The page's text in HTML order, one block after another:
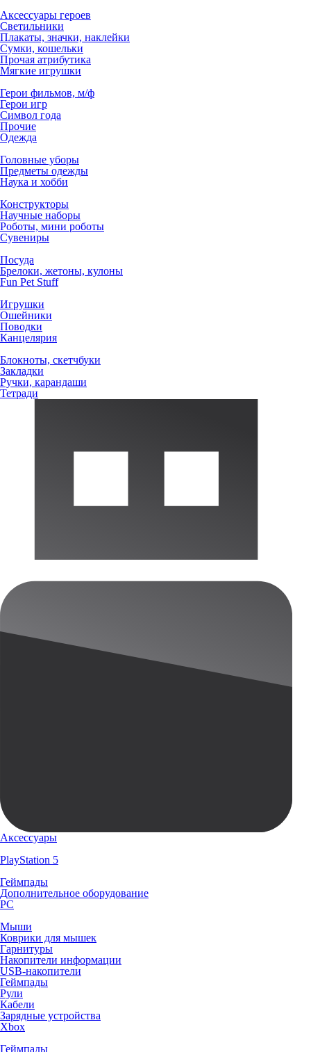
Аксессуары героев
Светильники
Плакаты, значки, наклейки
Сумки, кошельки
Прочая атрибутика
Мягкие игрушки
Герои фильмов, м/ф
Герои игр
Символ года
Прочие
Одежда
Головные уборы
Предметы одежды
Наука и хобби
Конструкторы
Научные наборы
Роботы, мини роботы
Сувениры
Посуда
Брелоки, жетоны, кулоны
Fun Pet Stuff
Игрушки
Ошейники
Поводки
Канцелярия
Блокноты, скетчбуки
Закладки
Ручки, карандаши
Тетради
Аксессуары
PlayStation 5
Геймпады
Дополнительное оборудование
PC
Мыши
Коврики для мышек
Гарнитуры
Накопители информации
USB-накопители
Геймпады
Рули
Кабели
Зарядные устройства
Xbox
Геймпады